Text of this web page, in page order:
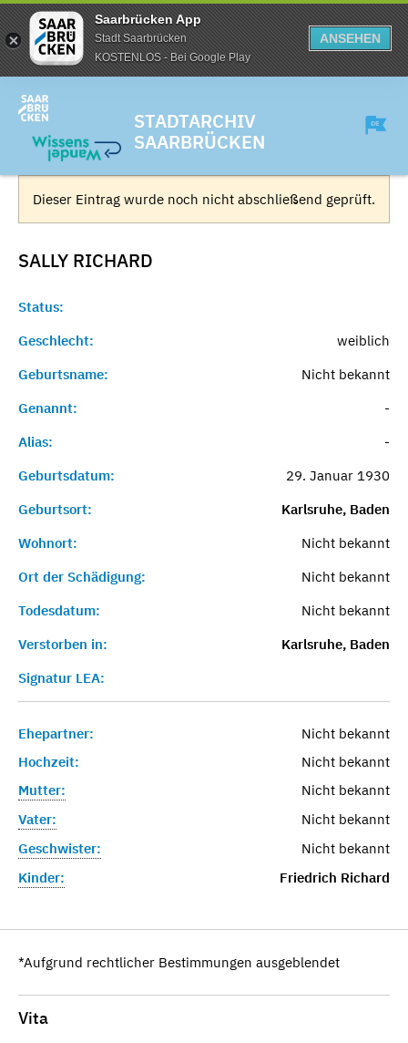
Saarbrücken App
Stadt Saarbrücken
KOSTENLOS - Bei Google Play
ANSEHEN
STADTARCHIV
SAARBRÜCKEN
Dieser Eintrag wurde noch nicht abschließend geprüft.
SALLY RICHARD
Status:
Geschlecht:
weiblich
Geburtsname:
Nicht bekannt
Genannt:
-
Alias:
-
Geburtsdatum:
29. Januar 1930
Geburtsort:
Karlsruhe, Baden
Wohnort:
Nicht bekannt
Ort der Schädigung:
Nicht bekannt
Todesdatum:
Nicht bekannt
Verstorben in:
Karlsruhe, Baden
Signatur LEA:
Ehepartner:
Nicht bekannt
Hochzeit:
Nicht bekannt
Mutter:
Nicht bekannt
Vater:
Nicht bekannt
Geschwister:
Nicht bekannt
Kinder:
Friedrich Richard
*Aufgrund rechtlicher Bestimmungen ausgeblendet
Vita